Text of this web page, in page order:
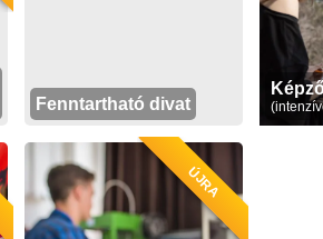
Fenntartható divat
ÚJRA